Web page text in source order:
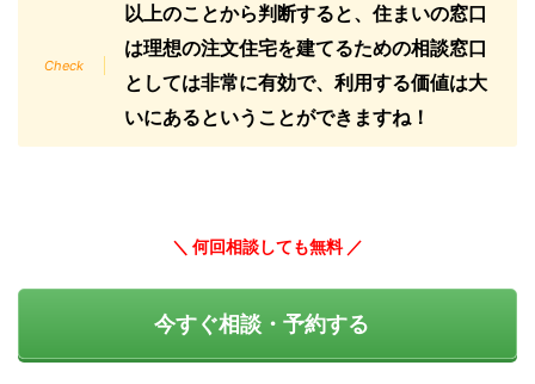
以上のことから判断すると、住まいの窓口
は理想の注文住宅を建てるための相談窓口
としては非常に有効で、利用する価値は大
いにあるということができますね！
＼ 何回相談しても無料 ／
今すぐ相談・予約する